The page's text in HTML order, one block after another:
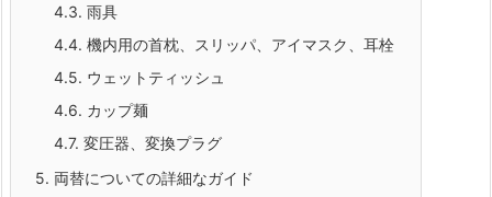
4.3. 雨具
4.4. 機内用の首枕、スリッパ、アイマスク、耳栓
4.5. ウェットティッシュ
4.6. カップ麺
4.7. 変圧器、変換プラグ
5. 両替についての詳細なガイド